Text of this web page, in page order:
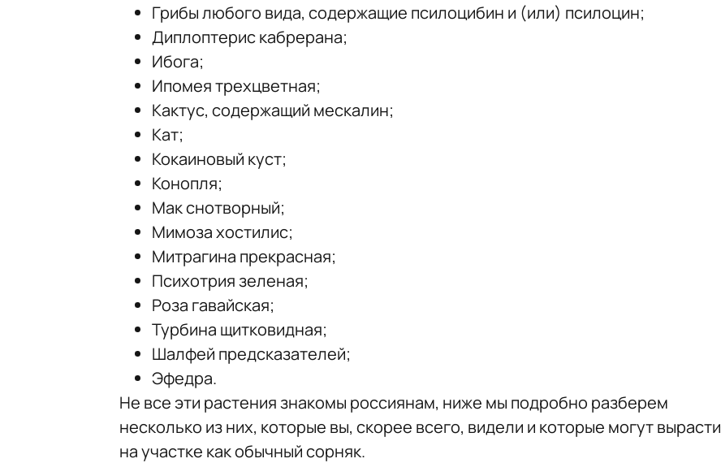
Грибы любого вида, содержащие псилоцибин и (или) псилоцин;
Диплоптерис кабрерана;
Ибога;
Ипомея трехцветная;
Кактус, содержащий мескалин;
Кат;
Кокаиновый куст;
Конопля;
Мак снотворный;
Мимоза хостилис;
Митрагина прекрасная;
Психотрия зеленая;
Роза гавайская;
Турбина щитковидная;
Шалфей предсказателей;
Эфедра.
Не все эти растения знакомы россиянам, ниже мы подробно разберем
несколько из них, которые вы, скорее всего, видели и которые могут вырасти
на участке как обычный сорняк.